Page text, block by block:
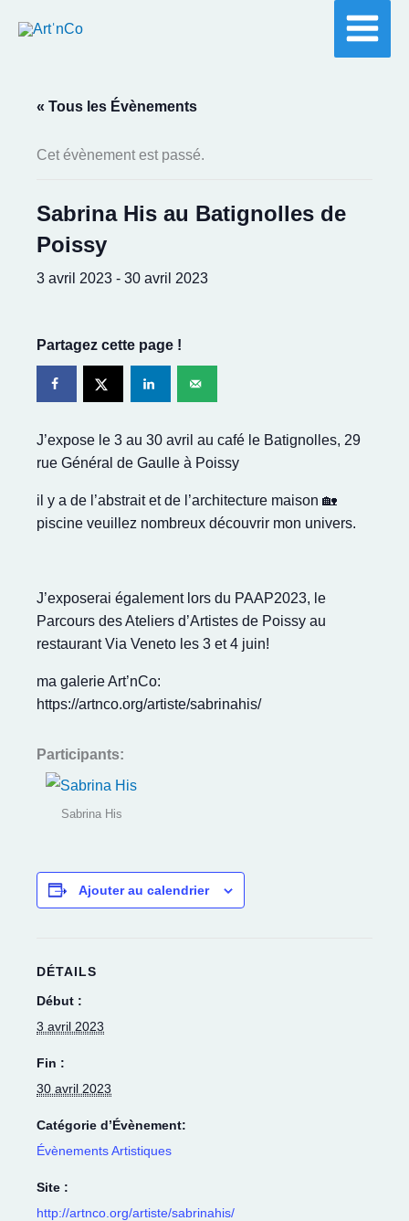
« Tous les Évènements
Cet évènement est passé.
Sabrina His au Batignolles de
Poissy
3 avril 2023 - 30 avril 2023
Partagez cette page !
J’expose le 3 au 30 avril au café le Batignolles, 29
rue Général de Gaulle à Poissy
il y a de l’abstrait et de l’architecture maison 🏡
piscine veuillez nombreux découvrir mon univers.
J’exposerai également lors du PAAP2023, le
Parcours des Ateliers d’Artistes de Poissy au
restaurant Via Veneto les 3 et 4 juin!
ma galerie Art’nCo:
https://artnco.org/artiste/sabrinahis/
Participants:
Sabrina His
Ajouter au calendrier
DÉTAILS
Début :
3 avril 2023
Fin :
30 avril 2023
Catégorie d’Évènement:
Évènements Artistiques
Site :
http://artnco.org/artiste/sabrinahis/